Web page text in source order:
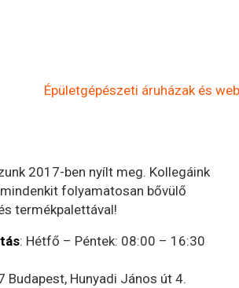
2017-ben nyílt meg. Kollegáink
folyamatosan bővülő
termékpalettával!
: Hétfő – Péntek: 08:00 – 16:30
Budapest, Hunyadi János út 4.